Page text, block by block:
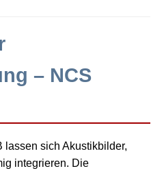
– NCS
lassen sich Akustikbilder,
integrieren. Die